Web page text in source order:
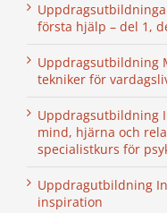
första hjälp – del 1,
Uppdragsutbildning
tekniker för
Uppdragsutbildning
mind, hjärna och
specialistkurs för
Uppdragutbildning
inspiration